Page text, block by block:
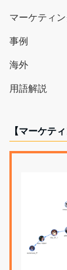
マーケティ
事例
海外
用語解説
【マーケテ